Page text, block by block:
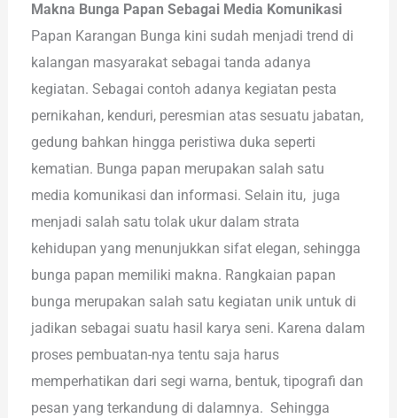
Makna Bunga Papan Sebagai Media Komunikasi
Papan Karangan Bunga kini sudah menjadi trend di
kalangan masyarakat sebagai tanda adanya
kegiatan. Sebagai contoh adanya kegiatan pesta
pernikahan, kenduri, peresmian atas sesuatu jabatan,
gedung bahkan hingga peristiwa duka seperti
kematian. Bunga papan merupakan salah satu
media komunikasi dan informasi. Selain itu, juga
menjadi salah satu tolak ukur dalam strata
kehidupan yang menunjukkan sifat elegan, sehingga
bunga papan memiliki makna. Rangkaian papan
bunga merupakan salah satu kegiatan unik untuk di
jadikan sebagai suatu hasil karya seni. Karena dalam
proses pembuatan-nya tentu saja harus
memperhatikan dari segi warna, bentuk, tipografi dan
pesan yang terkandung di dalamnya. Sehingga